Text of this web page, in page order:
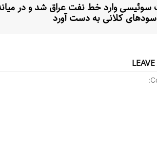
وارد خط نفت عراق شد و در
کلانی به دست آورد